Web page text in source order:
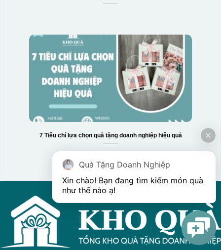
7 Tiêu chí lựa chọn quà tặng doanh nghiệp hiệu quả
Quà Tặng Doanh Nghiệp
Xin chào! Bạn đang tìm kiếm món quà
như thế nào ạ!